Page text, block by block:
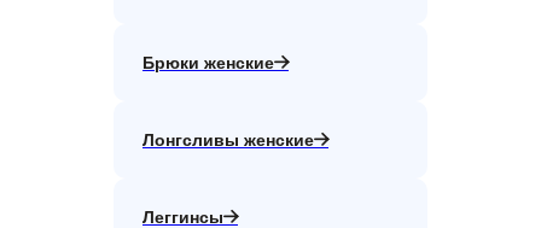
Брюки женские
Лонгсливы женские
Леггинсы